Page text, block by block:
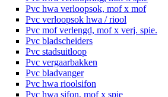
Pvc hwa verloopsok, mof x mof
Pvc verloopsok hwa / riool
Pvc mof verlengd, mof x verj. spie.
Pvc bladscheiders
Pvc stadsuitloop
Pvc vergaarbakken
Pvc bladvanger
Pvc hwa rioolsifon
Pvc hwa sifon, mof x spie